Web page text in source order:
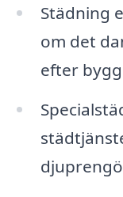
Städning
om det
efter